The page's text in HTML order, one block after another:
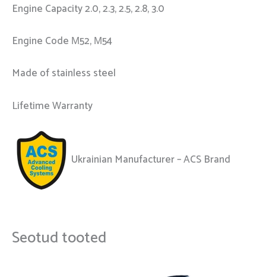
Engine Capacity 2.0, 2.3, 2.5, 2.8, 3.0
Engine Code М52, М54
Made of stainless steel
Lifetime Warranty
Ukrainian Manufacturer – ACS Brand
Seotud tooted